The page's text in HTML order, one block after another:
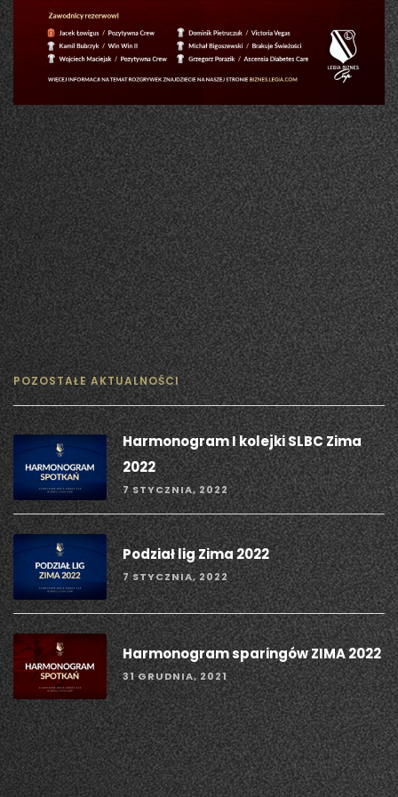
POZOSTAŁE AKTUALNOŚCI
Harmonogram I kolejki SLBC Zima
2022
7 STYCZNIA, 2022
Podział lig Zima 2022
7 STYCZNIA, 2022
Harmonogram sparingów ZIMA 2022
31 GRUDNIA, 2021